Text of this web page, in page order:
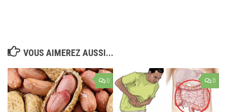
VOUS AIMEREZ AUSSI...
0 0